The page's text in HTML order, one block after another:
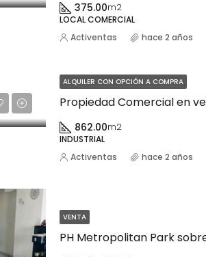
375.00m2
LOCAL COMERCIAL
Activentas hace 2 años
ALQUILER CON OPCIÓN A COMPRA
Propiedad Comercial en
862.00m2
INDUSTRIAL
Activentas hace 2 años
VENTA
PH Metropolitan Park